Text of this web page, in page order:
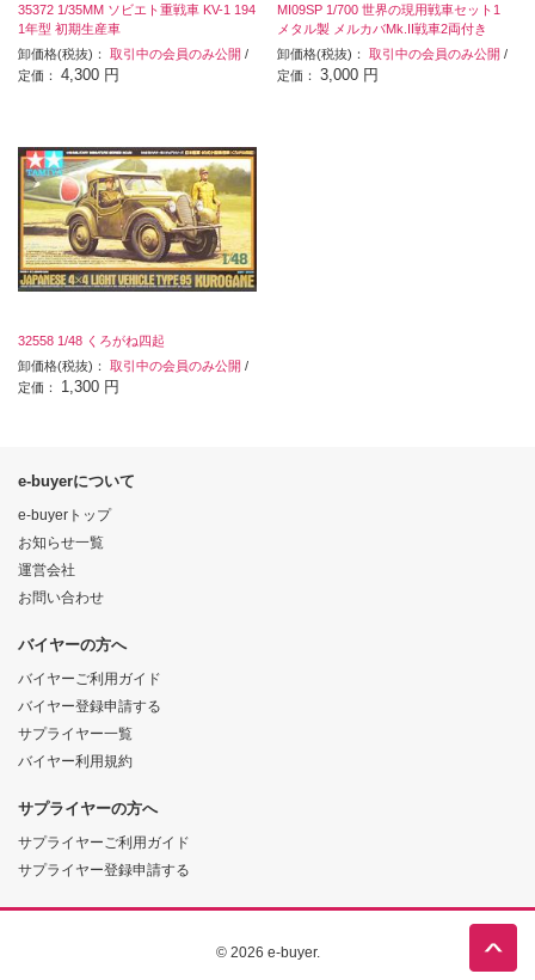
35372 1/35MM ソビエト重戦車 KV-1 194
1年型 初期生産車
卸価格(税抜)： 取引中の会員のみ公開 /
定価： 4,300 円
MI09SP 1/700 世界の現用戦車セット1
メタル製 メルカバMk.II戦車2両付き
卸価格(税抜)：取引中の会員のみ公開 /
定価：3,000 円
32558 1/48 くろがね四起
卸価格(税抜)： 取引中の会員のみ公開 /
定価： 1,300 円
e-buyerについて
e-buyerトップ
お知らせ一覧
運営会社
お問い合わせ
バイヤーの方へ
バイヤーご利用ガイド
バイヤー登録申請する
サプライヤー一覧
バイヤー利用規約
サプライヤーの方へ
サプライヤーご利用ガイド
サプライヤー登録申請する
© 2026 e-buyer.